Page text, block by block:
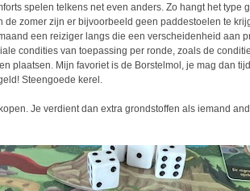
spelen telkens net even anders. Zo hangt het type
de zomer zijn er bijvoorbeeld geen paddestoelen te
een reiziger langs die een verscheidenheid aan
condities van toepassing per ronde, zoals de
plaatsen. Mijn favoriet is de Borstelmol, je mag dan
Steengoede kerel.
Je verdient dan extra grondstoffen als iemand